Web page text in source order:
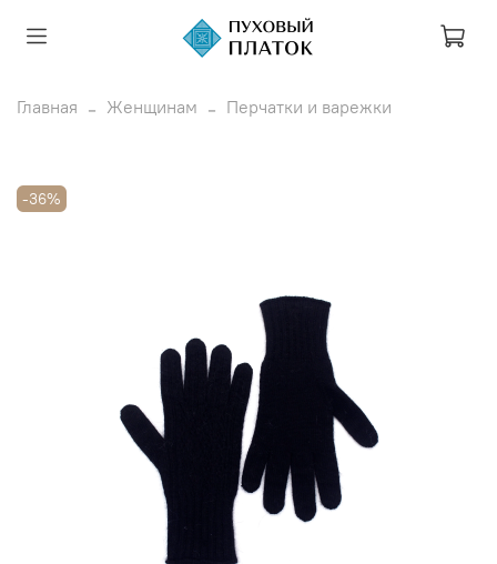
Главная Женщинам Перчатки и варежки
-36%